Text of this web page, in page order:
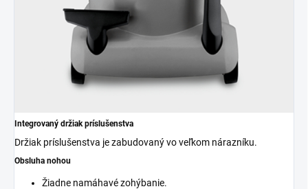
Integrovaný držiak príslušenstva
Držiak príslušenstva je zabudovaný vo veľkom nárazníku.
Obsluha nohou
Žiadne namáhavé zohýbanie.